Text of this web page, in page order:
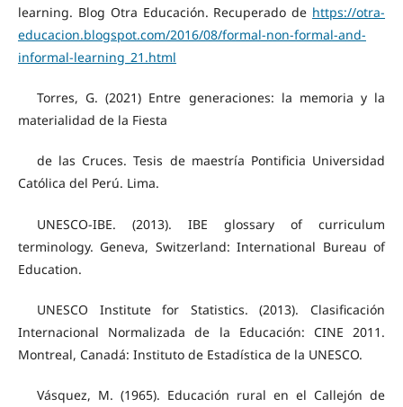
learning. Blog Otra Educación. Recuperado de https://otra-
educacion.blogspot.com/2016/08/formal-non-formal-and-
informal-learning_21.html
Torres, G. (2021) Entre generaciones: la memoria y la
materialidad de la Fiesta
de las Cruces. Tesis de maestría Pontificia Universidad
Católica del Perú. Lima.
UNESCO-IBE. (2013). IBE glossary of curriculum
terminology. Geneva, Switzerland: International Bureau of
Education.
UNESCO Institute for Statistics. (2013). Clasificación
Internacional Normalizada de la Educación: CINE 2011.
Montreal, Canadá: Instituto de Estadística de la UNESCO.
Vásquez, M. (1965). Educación rural en el Callejón de